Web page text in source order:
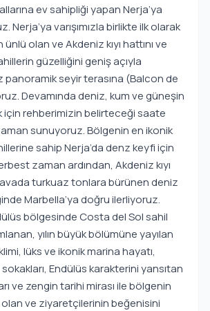
ev sahipliği yapan Nerja’ya
Nerja’ya varışımızla birlikte ilk olarak
olan ve Akdeniz kıyı hattını ve
güzelliğini geniş açıyla
seyir terasına (Balcon de
Devamında deniz, kum ve güneşin
için rehberimizin belirteceği saate
sunuyoruz. Bölgenin en ikonik
sahip Nerja’da denz keyfi için
zaman ardından, Akdeniz kıyı
turkuaz tonlara bürünen deniz
Marbella’ya doğru ilerliyoruz.
bölgesinde Costa del Sol sahil
yılın büyük bölümüne yayılan
lüks ve ikonik marina hayatı,
Endülüs karakterini yansıtan
ve zengin tarihi mirası ile bölgenin
ve ziyaretçilerinin beğenisini